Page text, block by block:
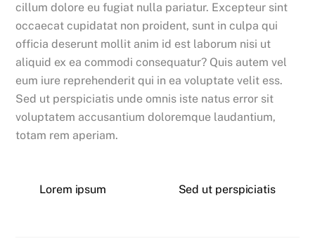
cillum dolore eu fugiat nulla pariatur. Excepteur sint
occaecat cupidatat non proident, sunt in culpa qui
officia deserunt mollit anim id est laborum nisi ut
aliquid ex ea commodi consequatur? Quis autem vel
eum iure reprehenderit qui in ea voluptate velit ess.
Sed ut perspiciatis unde omnis iste natus error sit
voluptatem accusantium doloremque laudantium,
totam rem aperiam.
Lorem ipsum Sed ut perspiciatis